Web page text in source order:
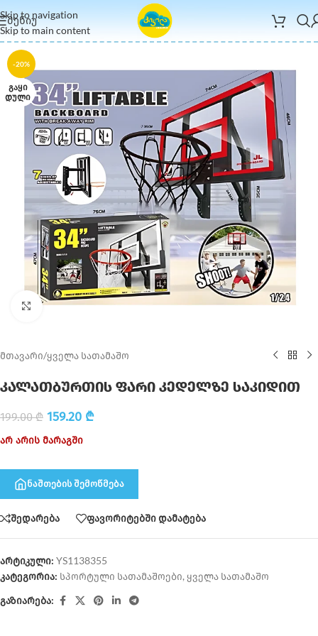
Skip to navigation
Skip to main content
ᲛᲔᲜᲘᲣ
-20%
ᲒᲐᲧᲘ
ᲓᲣᲚᲘ
Click to enlarge
მთავარი/ყველა სათამაშო
კალათბურთის ფარი კედელზე საკიდით
199.00₾ 159.20 ₾
არ არის მარაგში
ნაშთების შემოწმება
შედარება ფავორიტებში დამატება
არტიკული: YS1138355
კატეგორია: სპორტული სათამაშოები, ყველა სათამაშო
გაზიარება: